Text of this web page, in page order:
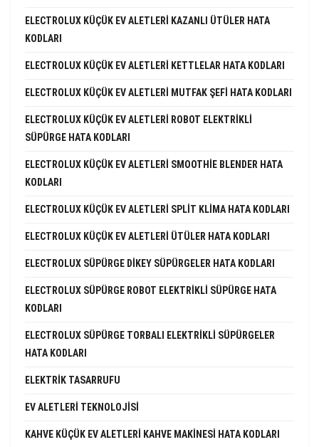
ELECTROLUX KÜÇÜK EV ALETLERI KAZANLI ÜTÜLER HATA
KODLARI
ELECTROLUX KÜÇÜK EV ALETLERI KETTLELAR HATA KODLARI
ELECTROLUX KÜÇÜK EV ALETLERI MUTFAK ŞEFI HATA KODLARI
ELECTROLUX KÜÇÜK EV ALETLERI ROBOT ELEKTRIKLI
SÜPÜRGE HATA KODLARI
ELECTROLUX KÜÇÜK EV ALETLERI SMOOTHIE BLENDER HATA
KODLARI
ELECTROLUX KÜÇÜK EV ALETLERI SPLIT KLIMA HATA KODLARI
ELECTROLUX KÜÇÜK EV ALETLERI ÜTÜLER HATA KODLARI
ELECTROLUX SÜPÜRGE DIKEY SÜPÜRGELER HATA KODLARI
ELECTROLUX SÜPÜRGE ROBOT ELEKTRIKLI SÜPÜRGE HATA
KODLARI
ELECTROLUX SÜPÜRGE TORBALI ELEKTRIKLI SÜPÜRGELER
HATA KODLARI
ELEKTRIK TASARRUFU
EV ALETLERI TEKNOLOJISI
KAHVE KÜÇÜK EV ALETLERI KAHVE MAKINESI HATA KODLARI